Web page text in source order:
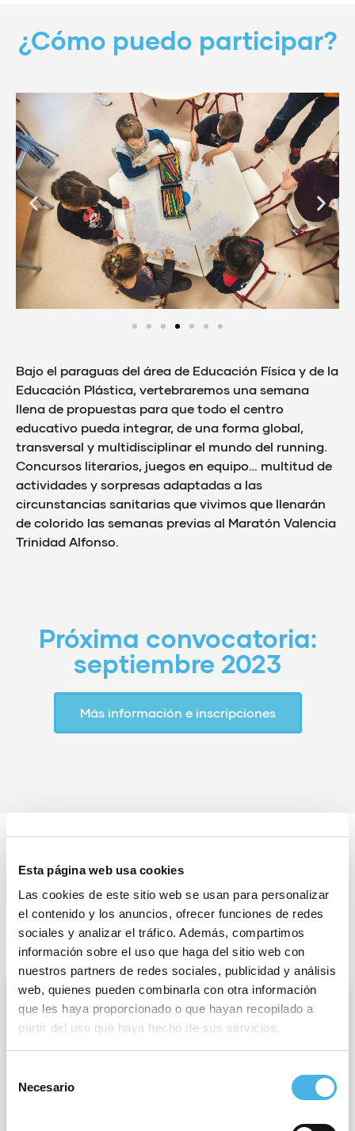
Esta página web usa cookies
Las cookies de este sitio web se usan para personalizar
el contenido y los anuncios, ofrecer funciones de redes
sociales y analizar el tráfico. Además, compartimos
información sobre el uso que haga del sitio web con
nuestros partners de redes sociales, publicidad y análisis
web, quienes pueden combinarla con otra información
que les haya proporcionado o que hayan recopilado a
partir del uso que haya hecho de sus servicios.
Necesario
¿Cómo puedo participar?
Bajo el paraguas del área de Educación Física y de la
Educación Plástica, vertebraremos una semana
llena de propuestas para que todo el centro
educativo pueda integrar, de una forma global,
transversal y multidisciplinar el mundo del running.
Concursos literarios, juegos en equipo… multitud de
actividades y sorpresas adaptadas a las
circunstancias sanitarias que vivimos que llenarán
de colorido las semanas previas al Maratón Valencia
Trinidad Alfonso.
Próxima convocatoria:
septiembre 2023
Más información e inscripciones
Últimas noticias